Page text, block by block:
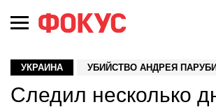
УКРАИНА УБИЙСТВО АНДРЕЯ
Следил несколько